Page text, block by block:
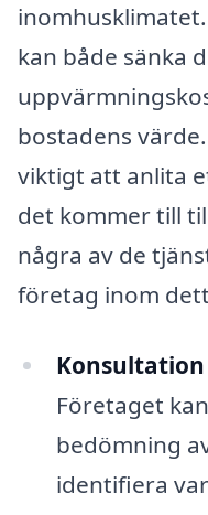
kan både sänka
bostadens
viktigt att anlita
det kommer till
några av de
företag inom
Företaget
bedömning
identifiera